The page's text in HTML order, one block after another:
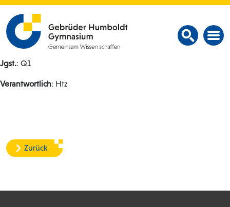
Jgst.: Q1
Verantwortlich: Htz
Zurück